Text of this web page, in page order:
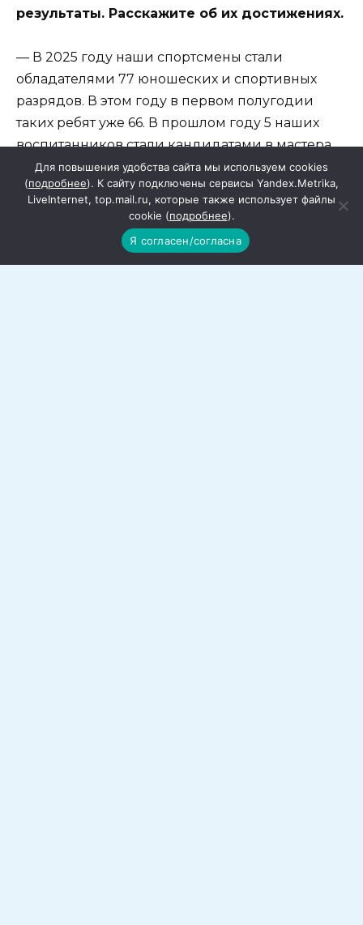
результаты. Расскажите об их достижениях.
— В 2025 году наши спортсмены стали
обладателями 77 юношеских и спортивных
разрядов. В этом году в первом полугодии
таких ребят уже 66. В прошлом году 5 наших
воспитанников стали кандидатами в мастера
спорта. В этом никто пока не получил этого
звания, но ведь и год еще не завершен.
— А спортсменов-любителей вы
Для повышения удобства сайта мы используем cookies
(подробнее). К сайту подключены сервисы Yandex.Metrika,
LiveInternet, top.mail.ru, которые также использует файлы
cookie (подробнее).
Я согласен/согласна